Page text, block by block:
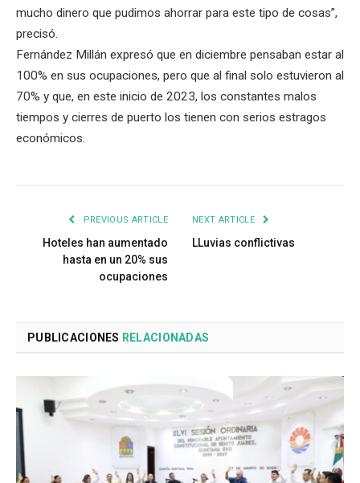
mucho dinero que pudimos ahorrar para este tipo de cosas”,
precisó.
Fernández Millán expresó que en diciembre pensaban estar al
100% en sus ocupaciones, pero que al final solo estuvieron al
70% y que, en este inicio de 2023, los constantes malos
tiempos y cierres de puerto los tienen con serios estragos
económicos.
PREVIOUS ARTICLE
Hoteles han aumentado
hasta en un 20% sus
ocupaciones
NEXT ARTICLE
LLuvias conflictivas
PUBLICACIONES RELACIONADAS